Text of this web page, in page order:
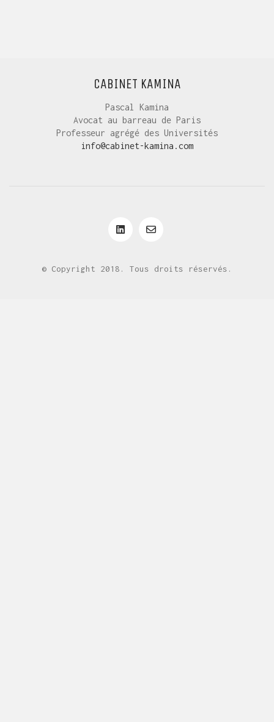
CABINET KAMINA
Pascal Kamina
Avocat au barreau de Paris
Professeur agrégé des Universités
info@cabinet-kamina.com
© Copyright 2018. Tous droits réservés.